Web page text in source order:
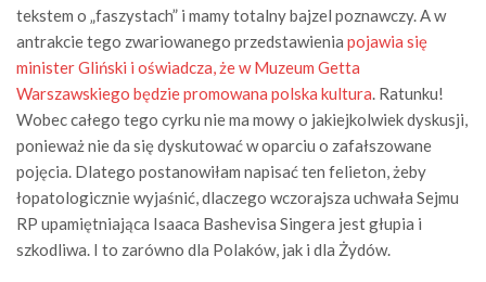
tekstem o „faszystach” i mamy totalny bajzel poznawczy. A w
antrakcie tego zwariowanego przedstawienia pojawia się
minister Gliński i oświadcza, że w Muzeum Getta
Warszawskiego będzie promowana polska kultura. Ratunku!
Wobec całego tego cyrku nie ma mowy o jakiejkolwiek dyskusji,
ponieważ nie da się dyskutować w oparciu o zafałszowane
pojęcia. Dlatego postanowiłam napisać ten felieton, żeby
łopatologicznie wyjaśnić, dlaczego wczorajsza uchwała Sejmu
RP upamiętniająca Isaaca Bashevisa Singera jest głupia i
szkodliwa. I to zarówno dla Polaków, jak i dla Żydów.